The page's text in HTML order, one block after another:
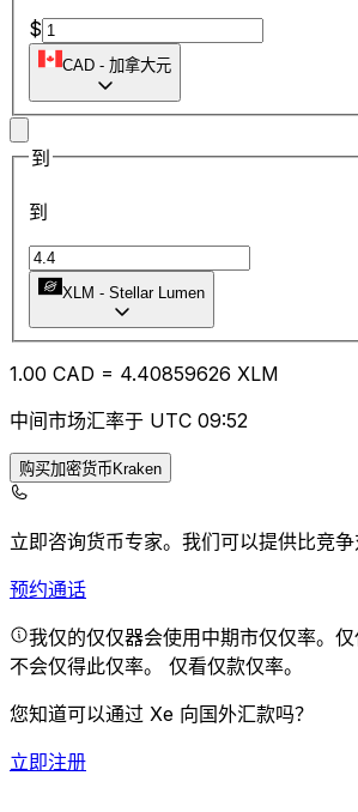
$
CAD - 加拿大元
到
到
XLM - Stellar Lumen
1.00 CAD = 4.40859626 XLM
中间市场汇率于 UTC 09:52
购买加密货币Kraken
立即咨询货币专家。 我们可以提供比竞争
预约通话
我仅的仅仅器会使用中期市仅仅率。
不会仅得此仅率。 仅看仅款仅率。
您知道可以通过 Xe 向国外汇款吗？
立即注册